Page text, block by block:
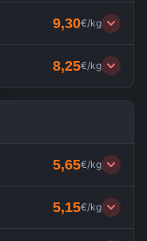
9,30€/kg
8,25€/kg
5,65€/kg
5,15€/kg